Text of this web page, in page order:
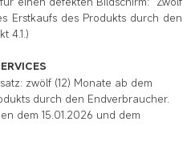
Erstkaufs des Produkts durch den
4.1.)
zwölf (12) Monate ab dem
durch den Endverbraucher.
dem 15.01.2026 und dem